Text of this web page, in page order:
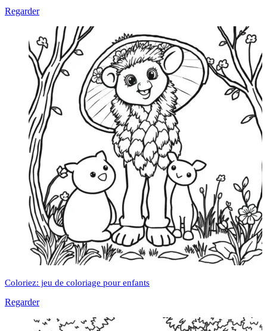
Regarder
Coloriez: jeu de coloriage pour enfants
Regarder